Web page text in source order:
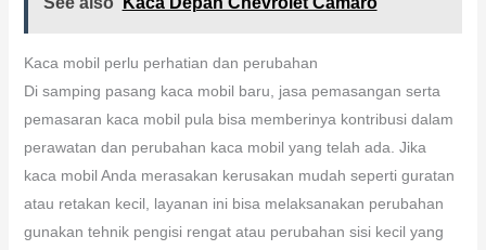
Kaca mobil perlu perhatian dan perubahan
Di samping pasang kaca mobil baru, jasa pemasangan serta
pemasaran kaca mobil pula bisa memberinya kontribusi dalam
perawatan dan perubahan kaca mobil yang telah ada. Jika
kaca mobil Anda merasakan kerusakan mudah seperti guratan
atau retakan kecil, layanan ini bisa melaksanakan perubahan
gunakan tehnik pengisi rengat atau perubahan sisi kecil yang